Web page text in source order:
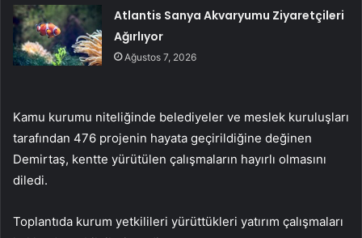
Atlantis Sanya Akvaryumu Ziyaretçileri
Ağırlıyor
Ağustos 7, 2026
Kamu kurumu niteliğinde belediyeler ve meslek kuruluşları
tarafından 476 projenin hayata geçirildiğine değinen
Demirtaş, kentte yürütülen çalışmaların hayırlı olmasını
diledi.
Toplantıda kurum yetkilileri yürüttükleri yatırım çalışmaları